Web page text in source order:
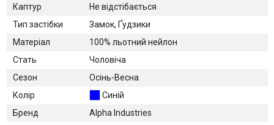
Каптур
Не відстібається
Тип застібки
Замок, Ґудзики
Матеріал
100% льотний нейлон
Стать
Чоловіча
Сезон
Осінь-Весна
Колір
Синій
Бренд
Alpha Industries